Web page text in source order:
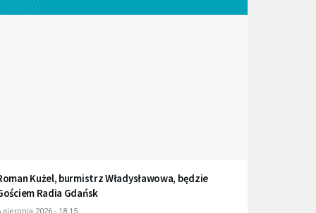
Kużel, burmistrz Władysławowa, będzie
Radia Gdańsk
sierpnia 2026 - 18:15